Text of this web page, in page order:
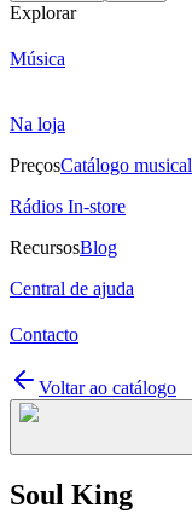
Explorar
Música
Na loja
PreçosCatálogo musical
Rádios In-store
RecursosBlog
Central de ajuda
Contacto
Voltar ao catálogo
Soul King